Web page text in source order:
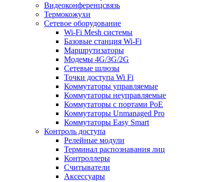
Видеоконференцсвязь
Термокожухи
Сетевое оборудование
Wi-Fi Mesh системы
Базовые станция Wi-Fi
Маршрутизаторы
Модемы 4G/3G/2G
Сетевые шлюзы
Точки доступа Wi Fi
Коммутаторы управляемые
Коммутаторы неуправляемые
Коммутаторы с портами PoE
Коммутаторы Unmanaged Pro
Коммутаторы Easy Smart
Контроль доступа
Релейные модули
Терминал распознавания лиц
Контроллеры
Считыватели
Аксессуары